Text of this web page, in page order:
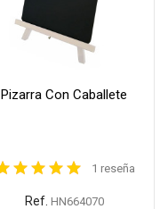
Pizarra Con Caballete
1 reseña
Ref. HN664070